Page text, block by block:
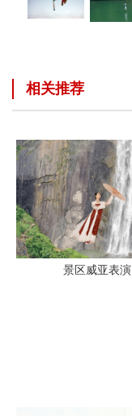
相关推荐
景区威亚表演